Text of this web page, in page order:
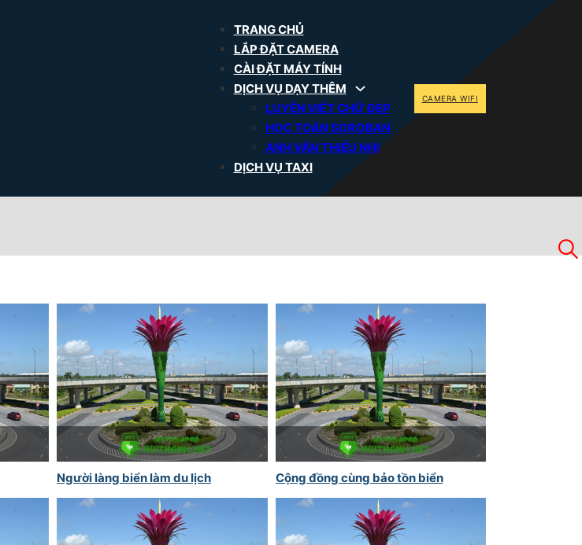
TRANG CHỦ
LẮP ĐẶT CAMERA
CÀI ĐẶT MÁY TÍNH
DỊCH VỤ DẠY THÊM
LUYỆN VIẾT CHỮ ĐẸP
HỌC TOÁN SOROBAN
ANH VĂN THIẾU NHI
DỊCH VỤ TAXI
CAMERA WIFI
Người làng biển làm du lịch Cộng đồng cùng bảo tồn biển